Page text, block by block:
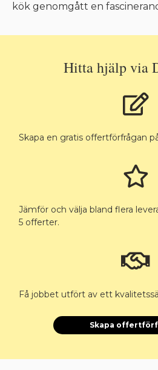
kök genomgått en
Hitta hjälp via
Skapa en gratis offertförfrågan
Jämför och välja bland flera
5 offerter.
Få jobbet utfört av ett
Skapa